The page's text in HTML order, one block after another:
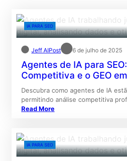
IA PARA SEO
Jeff AIPost 6 de julho de 2025
Agentes de IA para
Competitiva e o GEO
Descubra como agentes de IA
permitindo análise competitiva
Read More
IA PARA SEO